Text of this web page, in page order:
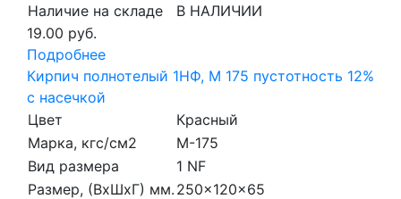
Наличие на складе
В НАЛИЧИИ
19.00 руб.
Подробнее
Кирпич полнотелый 1НФ, М 175 пустотность 12%
с насечкой
Цвет
Красный
Марка, кгс/см2
M-175
Вид размера
1 NF
Размер, (ВхШхГ) мм. 250x120x65